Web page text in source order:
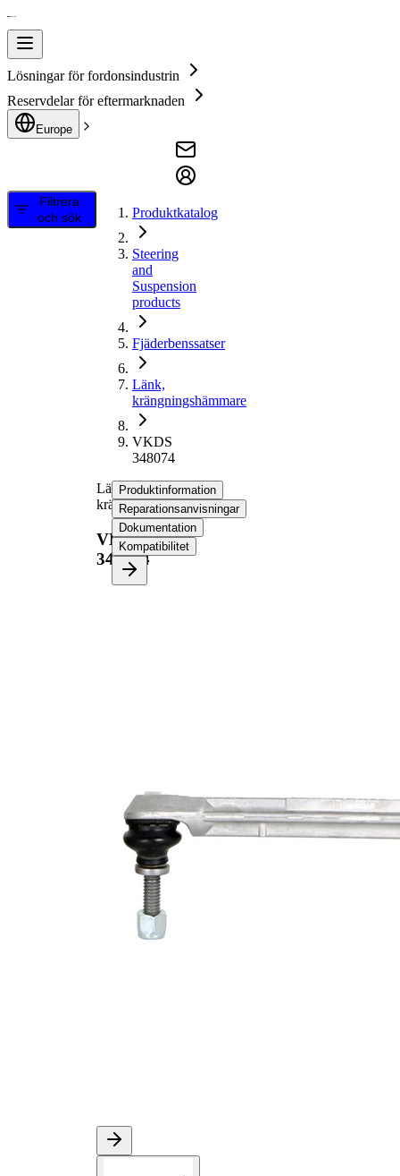
Lösningar för fordonsindustrin
Reservdelar för eftermarknaden
Europe
Filtrera
och sök
Produktkatalog
Steering
and
Suspension
products
Fjäderbenssatser
Länk,
krängningshämmare
VKDS
348074
Länk,
krängningshämmare
VKDS
348074
Produktinformation
Reparationsanvisningar
Dokumentation
Kompatibilitet